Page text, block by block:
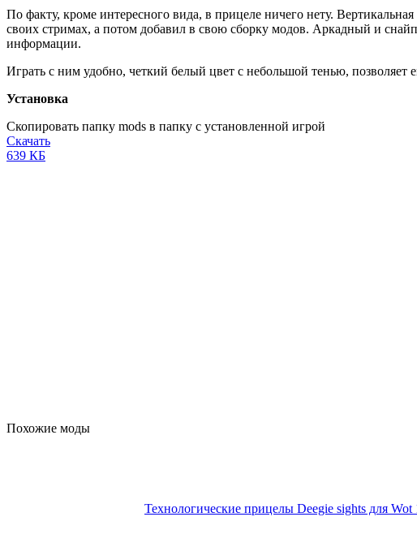
По факту, кроме интересного вида, в прицеле ничего нету.
своих стримах, а потом добавил в свою сборку модов. Аркадный и
информации.
Играть с ним удобно, четкий белый цвет с небольшой тенью,
Установка
Cкопировать папку mods в папку с установленной игрой
Скачать
639 КБ
Похожие моды
Технологические прицелы Deegie sights для Wot